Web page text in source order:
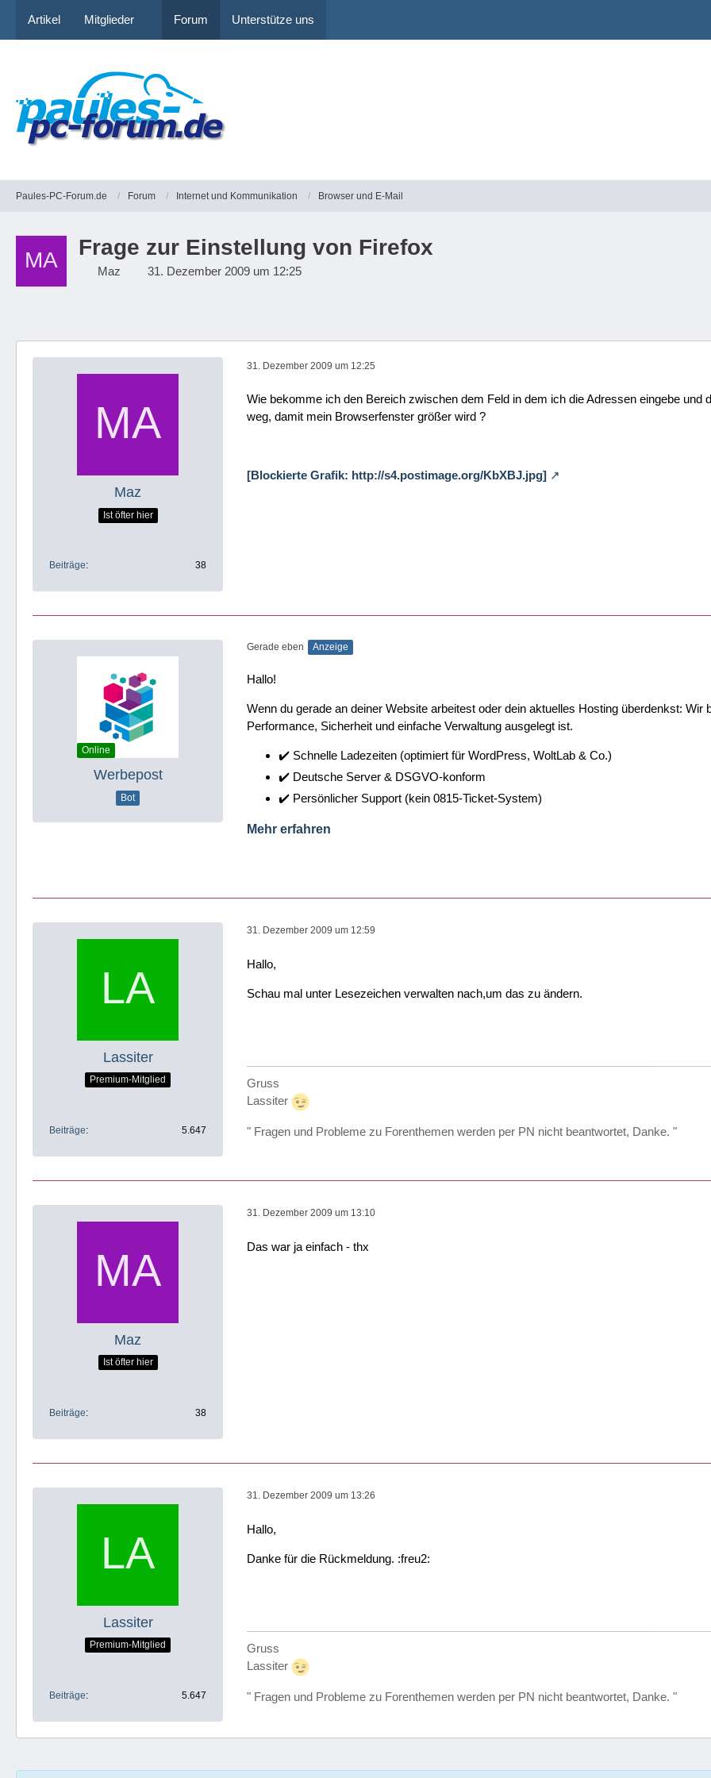
Artikel Mitglieder Forum Unterstütze uns
Paules-PC-Forum.de Forum Internet und Kommunikation Browser und E-Mail
Frage zur Einstellung von Firefox
Maz 31. Dezember 2009 um 12:25
Maz
Ist öfter hier
Beiträge 38
31. Dezember 2009 um 12:25
Wie bekomme ich den Bereich zwischen dem Feld in dem ich die Adressen eingebe und
weg, damit mein Browserfenster größer wird ?
[Blockierte Grafik: http://s4.postimage.org/KbXBJ.jpg]
Online
Werbepost
Bot
Gerade eben Anzeige
Hallo!
Wenn du gerade an deiner Website arbeitest oder dein aktuelles Hosting überdenkst:
Performance, Sicherheit und einfache Verwaltung ausgelegt ist.
✔️ Schnelle Ladezeiten (optimiert für WordPress, WoltLab & Co.)
✔️ Deutsche Server & DSGVO-konform
✔️ Persönlicher Support (kein 0815-Ticket-System)
Mehr erfahren
Lassiter
Premium-Mitglied
Beiträge 5.647
31. Dezember 2009 um 12:59
Hallo,
Schau mal unter Lesezeichen verwalten nach,um das zu ändern.
Gruss
Lassiter
" Fragen und Probleme zu Forenthemen werden per PN nicht beantwortet, Danke. "
Maz
Ist öfter hier
Beiträge 38
31. Dezember 2009 um 13:10
Das war ja einfach - thx
Lassiter
Premium-Mitglied
Beiträge 5.647
31. Dezember 2009 um 13:26
Hallo,
Danke für die Rückmeldung. :freu2:
Gruss
Lassiter
" Fragen und Probleme zu Forenthemen werden per PN nicht beantwortet, Danke. "